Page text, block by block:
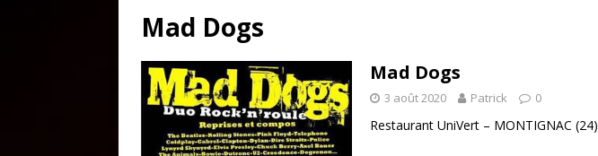
Mad Dogs
Mad Dogs
3 août 2020 Patrick 0
Restaurant UniVert – MONTIGNAC (24)